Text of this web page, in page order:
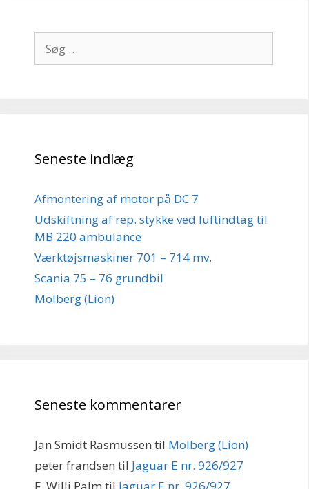
efter:
Seneste indlæg
Afmontering af motor på DC 7
Udskiftning af rep. stykke ved luftindtag til
MB 220 ambulance
Værktøjsmaskiner 701 – 714 mv.
Scania 75 – 76 grundbil
Molberg (Lion)
Seneste kommentarer
Jan Smidt Rasmussen til Molberg (Lion)
peter frandsen til Jaguar E nr. 926/927
F. Willi Palm til Jaguar E nr. 926/927